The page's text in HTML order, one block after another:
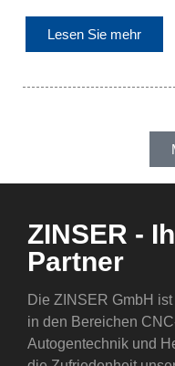
Lesen Sie mehr
ZINSER -
Partner
Die ZINSER GmbH
in den Bereichen
Autogentechnik und